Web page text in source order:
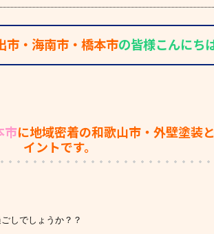
市・海南市・橋本市の皆様こんにち
市に地域密着の和歌山市・外壁塗装
イントです。
しでしょうか？？